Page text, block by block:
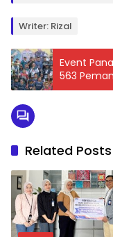
Writer: Rizal
Event
563
Related Posts